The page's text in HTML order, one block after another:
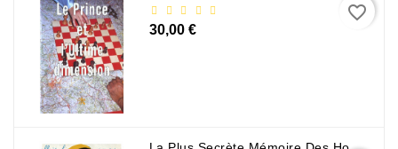
Romance
Sciences
Humaines
30,00 €
favorite_border